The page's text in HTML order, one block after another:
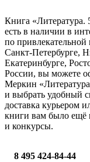
Книга «Литература.
есть в наличии в
по
Санкт-Петербурге,
Екатеринбурге,
России, вы можете
Меркин
и выбрать удобный
доставка курьером
книги вам было ещё
и конкурсы.
8 495 424-84-44